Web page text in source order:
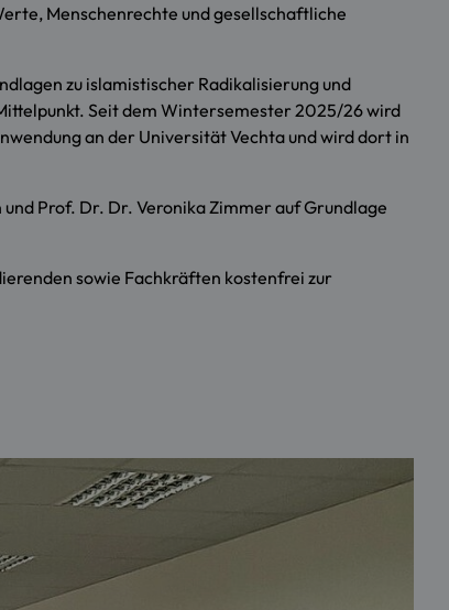
Menschenrechte und gesellschaftliche
zu islamistischer Radikalisierung und
Seit dem Wintersemester 2025/26 wird
an der Universität Vechta und wird dort in
Prof. Dr. Dr. Veronika Zimmer auf Grundlage
sowie Fachkräften kostenfrei zur